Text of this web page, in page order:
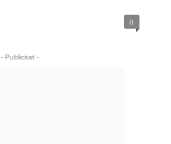
0
- Publicitat -